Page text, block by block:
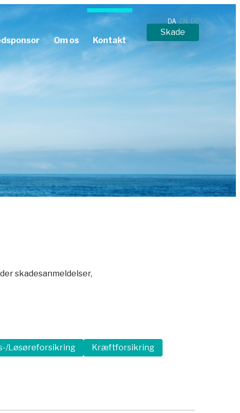
Om os Kontakt
Skade
DA EN DE
skadesanmeldelser,
Løsøreforsikring
Kræftforsikring